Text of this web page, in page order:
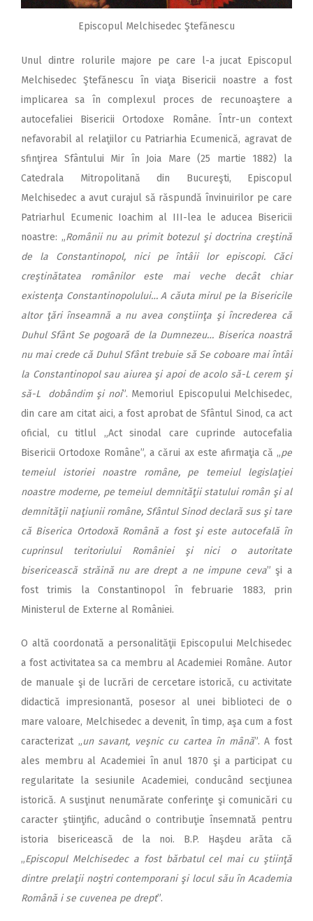
Episcopul Melchisedec Ştefănescu
Unul dintre rolurile majore pe care l-a jucat Episcopul
Melchisedec Ştefănescu în viaţa Bisericii noastre a fost
implicarea sa în complexul proces de recunoaştere a
autocefaliei Bisericii Ortodoxe Române. Într-un context
nefavorabil al relaţiilor cu Patriarhia Ecumenică, agravat de
sfinţirea Sfântului Mir în Joia Mare (25 martie 1882) la
Catedrala Mitropolitană din Bucureşti, Episcopul
Melchisedec a avut curajul să răspundă învinuirilor pe care
Patriarhul Ecumenic Ioachim al III-lea le aducea Bisericii
noastre: „Românii nu au primit botezul şi doctrina creştină
de la Constantinopol, nici pe întâii lor episcopi. Căci
creştinătatea românilor este mai veche decât chiar
existenţa Constantinopolului… A căuta mirul pe la Bisericile
altor ţări înseamnă a nu avea conştiinţa şi încrederea că
Duhul Sfânt Se pogoară de la Dumnezeu… Biserica noastră
nu mai crede că Duhul Sfânt trebuie să Se coboare mai întâi
la Constantinopol sau aiurea şi apoi de acolo să-L cerem şi
să-L dobândim şi noi”. Memoriul Episcopului Melchisedec,
din care am citat aici, a fost aprobat de Sfântul Sinod, ca act
oficial, cu titlul „Act sinodal care cuprinde autocefalia
Bisericii Ortodoxe Române”, a cărui ax este afirmaţia că „pe
temeiul istoriei noastre române, pe temeiul legislaţiei
noastre moderne, pe temeiul demnităţii statului român şi al
demnităţii naţiunii române, Sfântul Sinod declară sus şi tare
că Biserica Ortodoxă Română a fost şi este autocefală în
cuprinsul teritoriului României şi nici o autoritate
bisericească străină nu are drept a ne impune ceva” şi a
fost trimis la Constantinopol în februarie 1883, prin
Ministerul de Externe al României.
O altă coordonată a personalităţii Episcopului Melchisedec
a fost activitatea sa ca membru al Academiei Române. Autor
de manuale şi de lucrări de cercetare istorică, cu activitate
didactică impresionantă, posesor al unei biblioteci de o
mare valoare, Melchisedec a devenit, în timp, aşa cum a fost
caracterizat „un savant, veşnic cu cartea în mână”. A fost
ales membru al Academiei în anul 1870 şi a participat cu
regularitate la sesiunile Academiei, conducând secţiunea
istorică. A susţinut nenumărate conferinţe şi comunicări cu
caracter ştiinţific, aducând o contribuţie însemnată pentru
istoria bisericească de la noi. B.P. Haşdeu arăta că
„Episcopul Melchisedec a fost bărbatul cel mai cu ştiinţă
dintre prelaţii noştri contemporani şi locul său în Academia
Română i se cuvenea pe drept”.